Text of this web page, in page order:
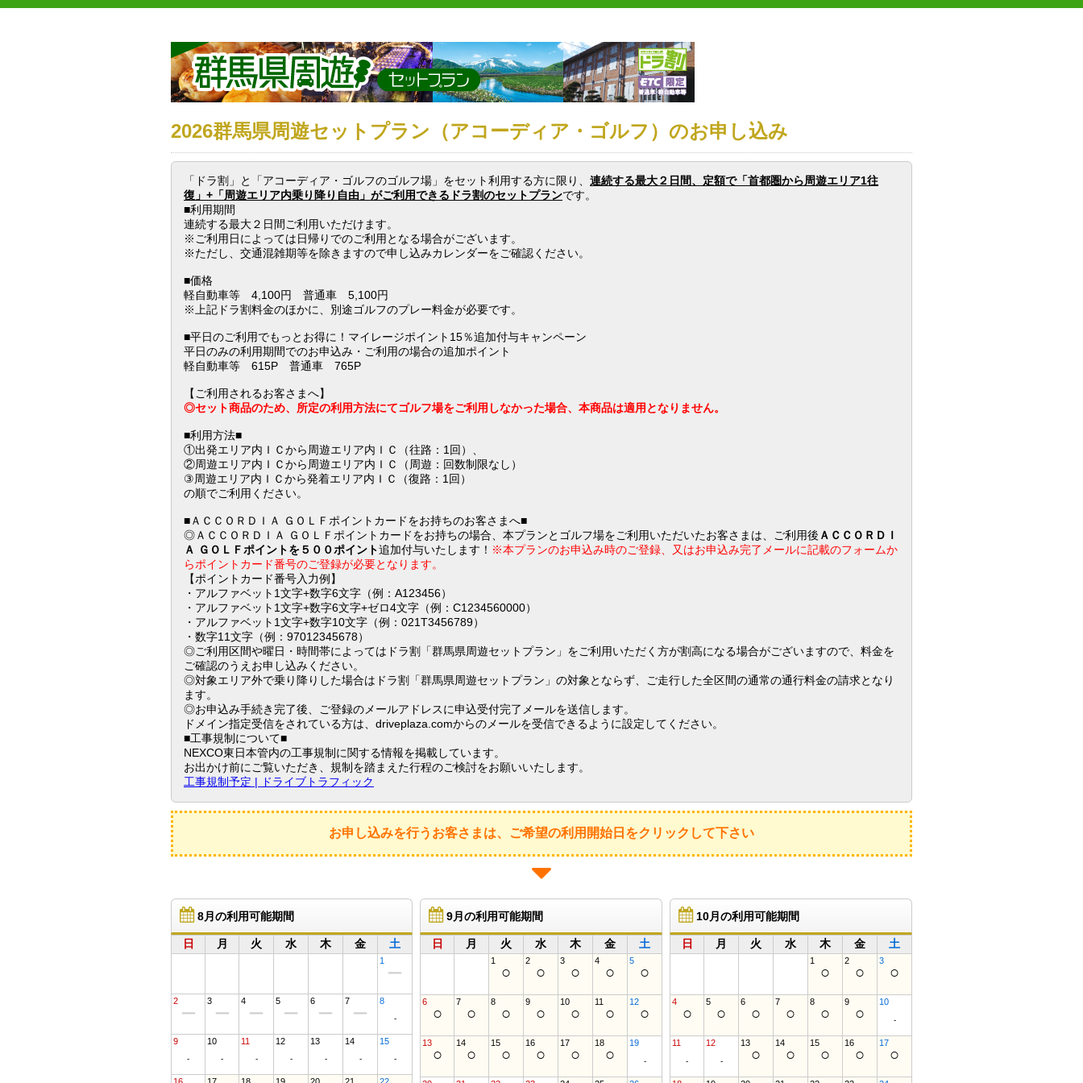
2026群馬県周遊セットプラン（アコーディア・ゴルフ） のお申し込み
「ドラ割」と「アコーディア・ゴルフのゴルフ場」をセット利用する方に限り、 連続する最大２日間、 定額で「首都圏から周遊エリア1往
復」+「周遊エリア内乗り降り自由」がご利用できるドラ割のセットプランです。
■利用期間
連続する最大２日間ご利用いただけます。
※ご利用日によっては日帰りでのご利用となる場合がございます。
※ただし、交通混雑期等を除きますので申し込みカレンダーをご確認ください。
■価格
軽自動車等 4,100円 普通車 5,100円
※上記ドラ割料金のほかに、別途ゴルフのプレー料金が必要です。
■平日のご利用でもっとお得に！マイレージポイント15％追加付与キャンペーン
平日のみの利用期間でのお申込み・ご利用の場合の追加ポイント
軽自動車等 615P 普通車 765P
【ご利用されるお客さまへ】
◎セット商品のため、所定の利用方法にてゴルフ場をご利用しなかった場合、本商品は適用となりません。
■利用方法■
①出発エリア内ＩＣから周遊エリア内ＩＣ（往路：1回）、
②周遊エリア内ＩＣから周遊エリア内ＩＣ（周遊：回数制限なし）
③周遊エリア内ＩＣから発着エリア内ＩＣ（復路：1回）
の順でご利用ください。
■ＡＣＣＯＲＤＩＡ ＧＯＬＦポイントカードをお持ちのお客さまへ■
◎ＡＣＣＯＲＤＩＡ ＧＯＬＦポイントカードをお持ちの場合、本プランとゴルフ場をご利用いただいたお客さまは、ご利用後 ＡＣＣＯＲＤＩ
Ａ ＧＯＬＦポイントを５００ポイント追加付与いたします ！ ※本プランのお申込み時のご登録、又はお申込み完了メールに記載のフォームか
らポイントカード番号のご登録が必要となります。
【ポイントカード番号入力例】
・アルファベット1文字+数字6文字（例：A123456）
・アルファベット1文字+数字6文字+ゼロ4文字（例：C1234560000）
・アルファベット1文字+数字10文字（例：021T3456789）
・数字11文字（例：97012345678）
◎ご利用区間や曜日・時間帯によってはドラ割「群馬県周遊セットプラン」をご利用いただく方が割高になる場合がございますので、料金を
ご確認のうえお申し込みください。
◎対象エリア外で乗り降りした場合はドラ割「群馬県周遊セットプラン」の対象とならず、ご走行した全区間の通常の通行料金の請求となり
ます。
◎お申込み手続き完了後、ご登録のメールアドレスに申込受付完了メールを送信します。
ドメイン指定受信をされている方は、driveplaza.comからのメールを受信できるように設定してください。
■工事規制について■
NEXCO東日本管内の工事規制に関する情報を掲載しています。
お出かけ前にご覧いただき、規制を踏まえた行程のご検討をお願いいたします。
工事規制予定 | ドライブトラフィック
お申し込みを行うお客さまは、ご希望の利用開始日をクリックして下さい
8月の利用可能期間
日 月 火 水 木 金 土
1
ー
2
ー
3
ー
4
ー
5
ー
6
ー
7
ー
8
-
9
-
10
-
11
-
12
-
13
-
14
-
15
-
9月の利用可能期間
日 月 火 水 木 金 土
1
○
2
○
3
○
4
○
5
○
6
○
7
○
8
○
9
○
10
○
11
○
12
○
13
○
14
○
15
○
16
○
17
○
18
○
19
-
10月の利用可能期間
日 月 火 水 木 金 土
1
○
2
○
3
○
4
○
5
○
6
○
7
○
8
○
9
○
10
-
11
-
12
-
13
○
14
○
15
○
16
○
17
○